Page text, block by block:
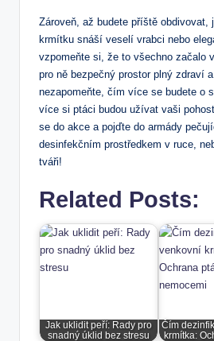
Zároveň, až budete příště obdivovat,
krmítku snáší veselí vrabci nebo
vzpomeňte si, že to všechno začalo
pro ně bezpečný prostor plný zdraví
nezapomeňte, čím více se budete o
více si ptáci budou užívat vaši
se do akce a pojďte do armády
desinfekčním prostředkem v ruce,
tváři!
Related Posts:
Jak uklidit peří: Rady pro
snadný úklid bez stresu
Čím
krmítka: